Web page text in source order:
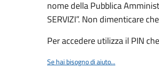
nome della Pubblica
SERVIZI”. Non dimenticare
Per accedere utilizza il PIN
Se hai bisogno di aiuto...